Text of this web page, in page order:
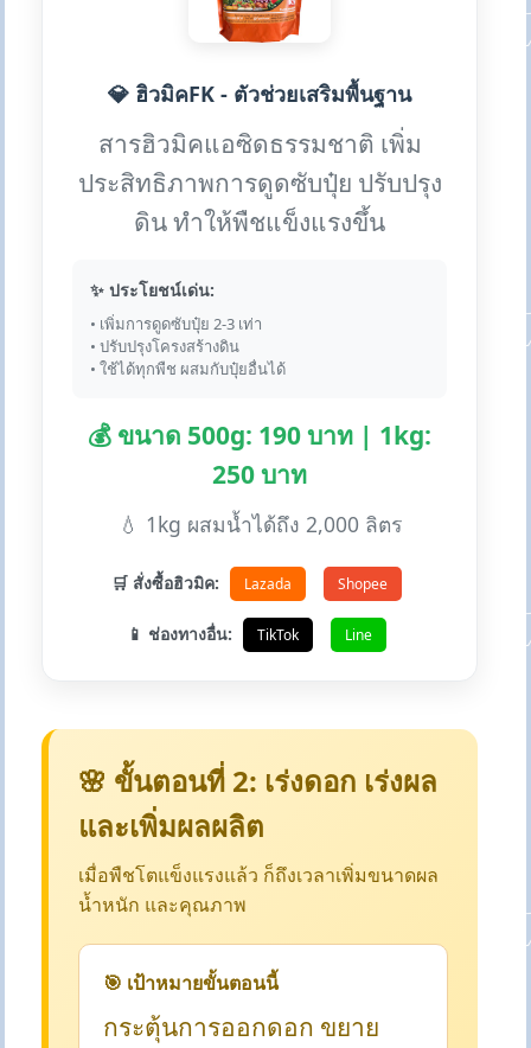
💎 ฮิวมิคFK - ตัวช่วยเสริมพื้นฐาน
สารฮิวมิคแอซิดธรรมชาติ เพิ่ม
ประสิทธิภาพการดูดซับปุ๋ย ปรับปรุง
ดิน ทำให้พืชแข็งแรงขึ้น
✨ ประโยชน์เด่น:
• เพิ่มการดูดซับปุ๋ย 2-3 เท่า
• ปรับปรุงโครงสร้างดิน
• ใช้ได้ทุกพืช ผสมกับปุ๋ยอื่นได้
💰 ขนาด 500g: 190 บาท | 1kg:
250 บาท
💧 1kg ผสมน้ำได้ถึง 2,000 ลิตร
🛒 สั่งซื้อฮิวมิค: Lazada Shopee
📱 ช่องทางอื่น: TikTok Line
🌸 ขั้นตอนที่ 2: เร่งดอก เร่งผล
และเพิ่มผลผลิต
เมื่อพืชโตแข็งแรงแล้ว ก็ถึงเวลาเพิ่มขนาดผล
น้ำหนัก และคุณภาพ
🎯 เป้าหมายขั้นตอนนี้
กระตุ้นการออกดอก ขยาย